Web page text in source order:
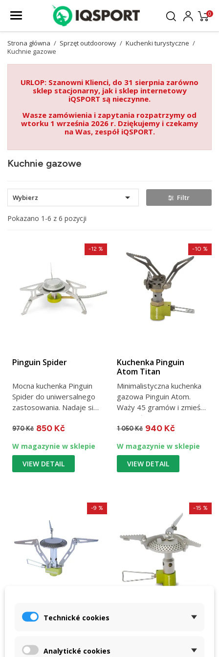
0
Strona główna Sprzęt outdoorowy
Kuchenki turystyczne
Kuchnie gazowe
URLOP: Szanowni Klienci, do 31 sierpnia zarówno
sklep stacjonarny, jak i sklep internetowy
iQSPORT są nieczynne.
Wasze zamówienia i zapytania rozpatrzymy od
wtorku 1 września 2026 r. Dziękujemy i czekamy
na Was, zespół iQSPORT.
Kuchnie gazowe
Wybierz  Filtr
Pokazano 1-6 z 6 pozycji
Pinguin Spider
Mocna kuchenka Pinguin
Spider do uniwersalnego
zastosowania. Nadaje się
970 Kč
-12 %
850 Kč
W magazynie w sklepie
VIEW DETAIL
Kuchenka Pinguin
Atom Titan
Minimalistyczna kuchenka
gazowa Pinguin Atom.
Waży 45 gramów i zmieści
się dosłownie w kieszeni.
1 050 Kč
-10 %
940 Kč
W magazynie w sklepie
VIEW DETAIL
Pinguin Trek
Kompaktowa kuchenka
-9 %
Pinguin Surpass Titan
-15 %
Technické cookies
Analytické cookies